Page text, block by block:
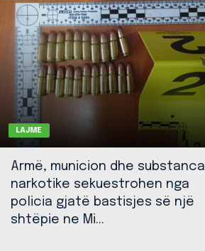
LAJME
Armë, municion dhe substanca
narkotike sekuestrohen nga
policia gjatë bastisjes së një
shtëpie ne Mi...